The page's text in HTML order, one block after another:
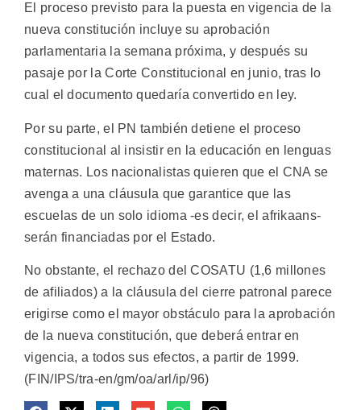
El proceso previsto para la puesta en vigencia de la
nueva constitución incluye su aprobación
parlamentaria la semana próxima, y después su
pasaje por la Corte Constitucional en junio, tras lo
cual el documento quedaría convertido en ley.
Por su parte, el PN también detiene el proceso
constitucional al insistir en la educación en lenguas
maternas. Los nacionalistas quieren que el CNA se
avenga a una cláusula que garantice que las
escuelas de un solo idioma -es decir, el afrikaans-
serán financiadas por el Estado.
No obstante, el rechazo del COSATU (1,6 millones
de afiliados) a la cláusula del cierre patronal parece
erigirse como el mayor obstáculo para la aprobación
de la nueva constitución, que deberá entrar en
vigencia, a todos sus efectos, a partir de 1999.
(FIN/IPS/tra-en/gm/oa/arl/ip/96)